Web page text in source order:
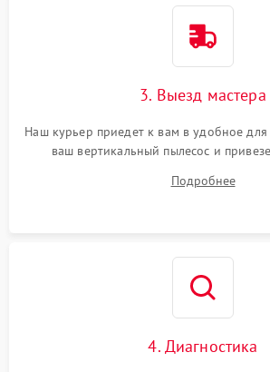
3. Выезд мастера
Наш курьер приедет к вам в удобное для
ваш вертикальный пылесос и
Подробнее
4. Диагностика